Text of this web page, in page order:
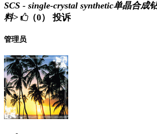
SCS - single-crystal synthetic单晶合成
料>
（0） 投诉
管理员